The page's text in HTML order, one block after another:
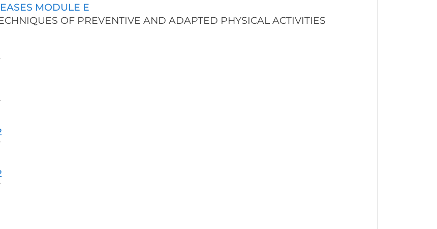
MODULE E
OF PREVENTIVE AND ADAPTED PHYSICAL ACTIVITIES